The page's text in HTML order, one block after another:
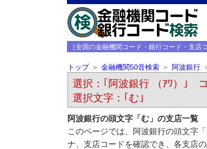
［全国の金融機関コード・銀行コード・支店
トップ 金融機関50音検索 阿波銀行
選択：｢阿波銀行 （ｱﾜ）｣
選択文字：｢む｣
阿波銀行の頭文字「む」の支店一覧
このページでは、阿波銀行の頭文字
ナ、支店コードを確認でき、各支店